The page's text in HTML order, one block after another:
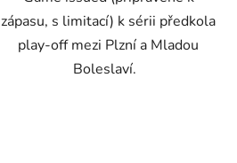
zápasu, s limitací) k sérii předkola
play-off mezi Plzní a Mladou
Boleslaví.